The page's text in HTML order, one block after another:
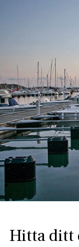
Hitta ditt